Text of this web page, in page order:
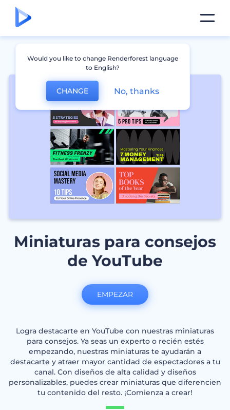
Miniaturas para consejos
de YouTube
Logra destacarte en YouTube con nuestras miniaturas
para consejos. Ya seas un experto o recién estés
empezando, nuestras miniaturas te ayudarán a
destacarte y atraer mayor cantidad de espectadores a tu
canal. Con diseños de alta calidad y diseños
personalizables, puedes crear miniaturas que diferencien
tu contenido del resto. ¡Comienza a crear!
EMPEZAR
Would you like to change Renderforest language
to English?
CHANGE No, thanks